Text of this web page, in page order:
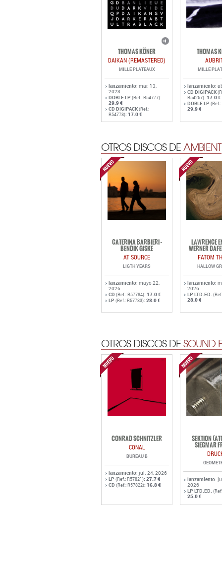
THOMAS KÖNER
DAIKAN (REMASTERED)
MILLE PLATEAUX
2023
DOBLE LP(Ref.: R54777)
29.9 €
CD DIGIPACK
R54778):17.0 €
THOMAS
MILLE
CD DIGIPACK
R54267):17.0 €
DOBLE LP(Ref.:
OTROS DISCOS DE AMBIENT
CATERINA BARBIERI -
BENDIK GISKE
AT SOURCE
lanzamiento : mayo 22,
2026
(Ref.: R57784):17.0 €
(Ref.: R57783):28.0 €
LAWRENCE
WERNER
FATOM
lanzamiento:
2026
LP LTD.ED.
28.0 €
OTROS DISCOS DE SOUND
CONRAD SCHNITZLER
LP(Ref.: R57821):27.7 €
CD(Ref.: R57822):16.8 €
SEKTION
SIEGMAR
lanzamiento:
2026
LP LTD.ED.